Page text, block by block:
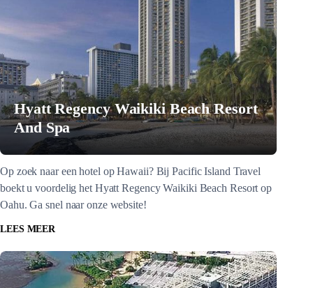
Hyatt Regency Waikiki Beach Resort
And Spa
Op zoek naar een hotel op Hawaii? Bij Pacific Island Travel
boekt u voordelig het Hyatt Regency Waikiki Beach Resort op
Oahu. Ga snel naar onze website!
LEES MEER